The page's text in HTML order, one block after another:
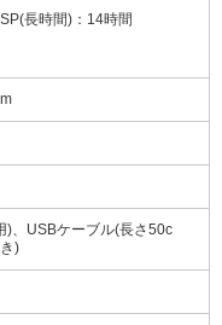
長時間)：14時間
)、USBケーブル(長さ50c
)